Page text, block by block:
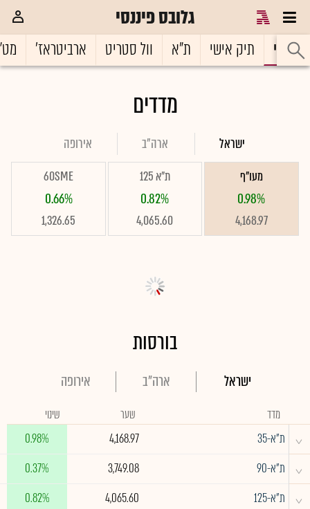
גלובס פיננסי
ראשי תיק אישי ת"א וול סטריט ארביטראז'
מדדים
ישראל ארה"ב אירופה
מעו"ף
0.98%
4,168.97
ת"א 125
0.82%
4,065.60
60SME
0.66%
1,326.65
בורסות
ישראל ארה"ב אירופה
מדד שער שינוי
^ ת"א-35 4,168.97
0.98%
^ ת"א-90 3,749.08
0.37%
^ ת"א-125 4,065.60
0.82%